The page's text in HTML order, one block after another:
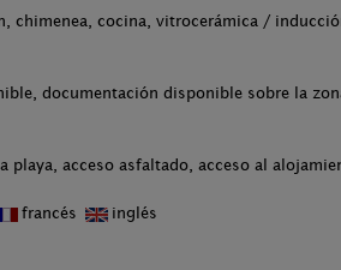
chimenea, cocina, vitrocerámica /
documentación disponible sobre la
playa, acceso asfaltado, acceso al
francés inglés